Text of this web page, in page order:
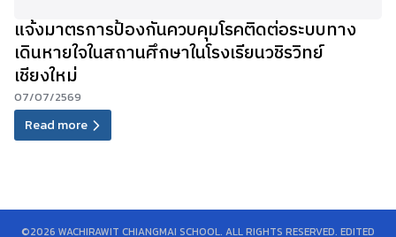
แจ้งมาตรการป้องกันควบคุมโรคติดต่อระบบทาง
เดินหายใจในสถานศึกษาในโรงเรียนวชิรวิทย์
เชียงใหม่
07/07/2569
Read more
©2026 WACHIRAWIT CHIANGMAI SCHOOL. ALL RIGHTS RESERVED. EDITED